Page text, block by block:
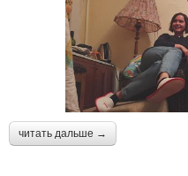
читать дальше →